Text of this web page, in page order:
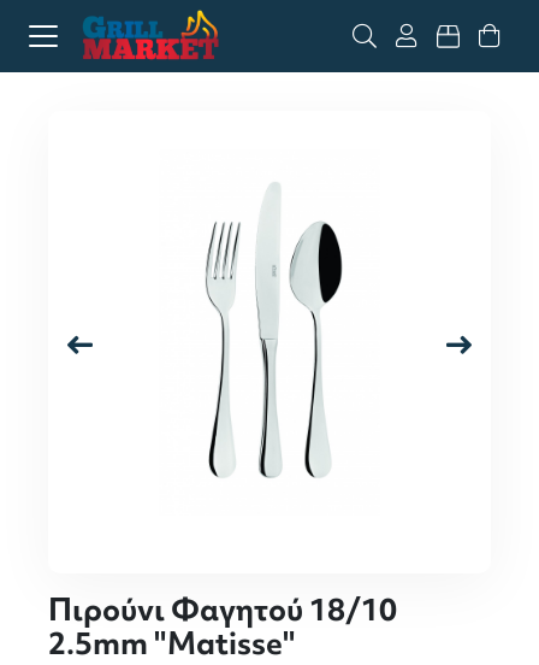
Πιρούνι Φαγητού 18/10
2.5mm "Matisse"